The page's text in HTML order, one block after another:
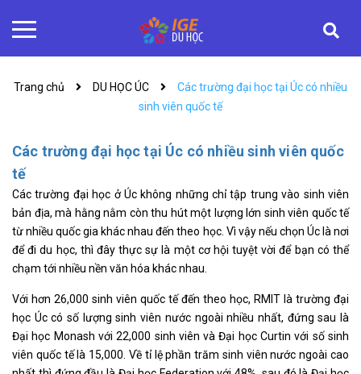
Trang chủ DU HỌC ÚC
Các trường đại học tại Úc có nhiều
sinh viên quốc tế
Các trường đại học tại Úc có nhiều sinh viên quốc
tế
Các trường đại học ở Úc không những chỉ tập trung vào sinh viên
bản địa, mà hằng nằm còn thu hút một lượng lớn sinh viên quốc tế
từ nhiều quốc gia khác nhau đến theo học. Vì vậy nếu chọn Úc là nơi
để đi du học, thì đây thực sự là một cơ hội tuyệt vời để bạn có thể
chạm tới nhiều nền văn hóa khác nhau.
Với hơn 26,000 sinh viên quốc tế đến theo học, RMIT là trường đại
học Úc có số lượng sinh viên nước ngoài nhiều nhất, đứng sau là
Đại học Monash với 22,000 sinh viên và Đại học Curtin với số sinh
viên quốc tế là 15,000. Về tỉ lệ phần trăm sinh viên nước ngoài cao